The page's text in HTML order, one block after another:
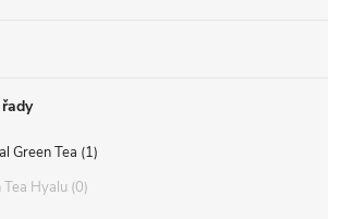
Green Tea 1
Tea Hyalu 0